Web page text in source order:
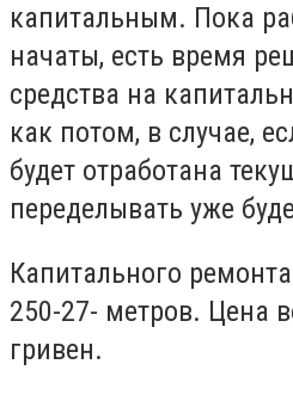
капитальным. Пока
начаты, есть время
средства на
как потом, в случае,
будет отработана
переделывать уже
Капитального
250-27- метров. Цена
гривен.